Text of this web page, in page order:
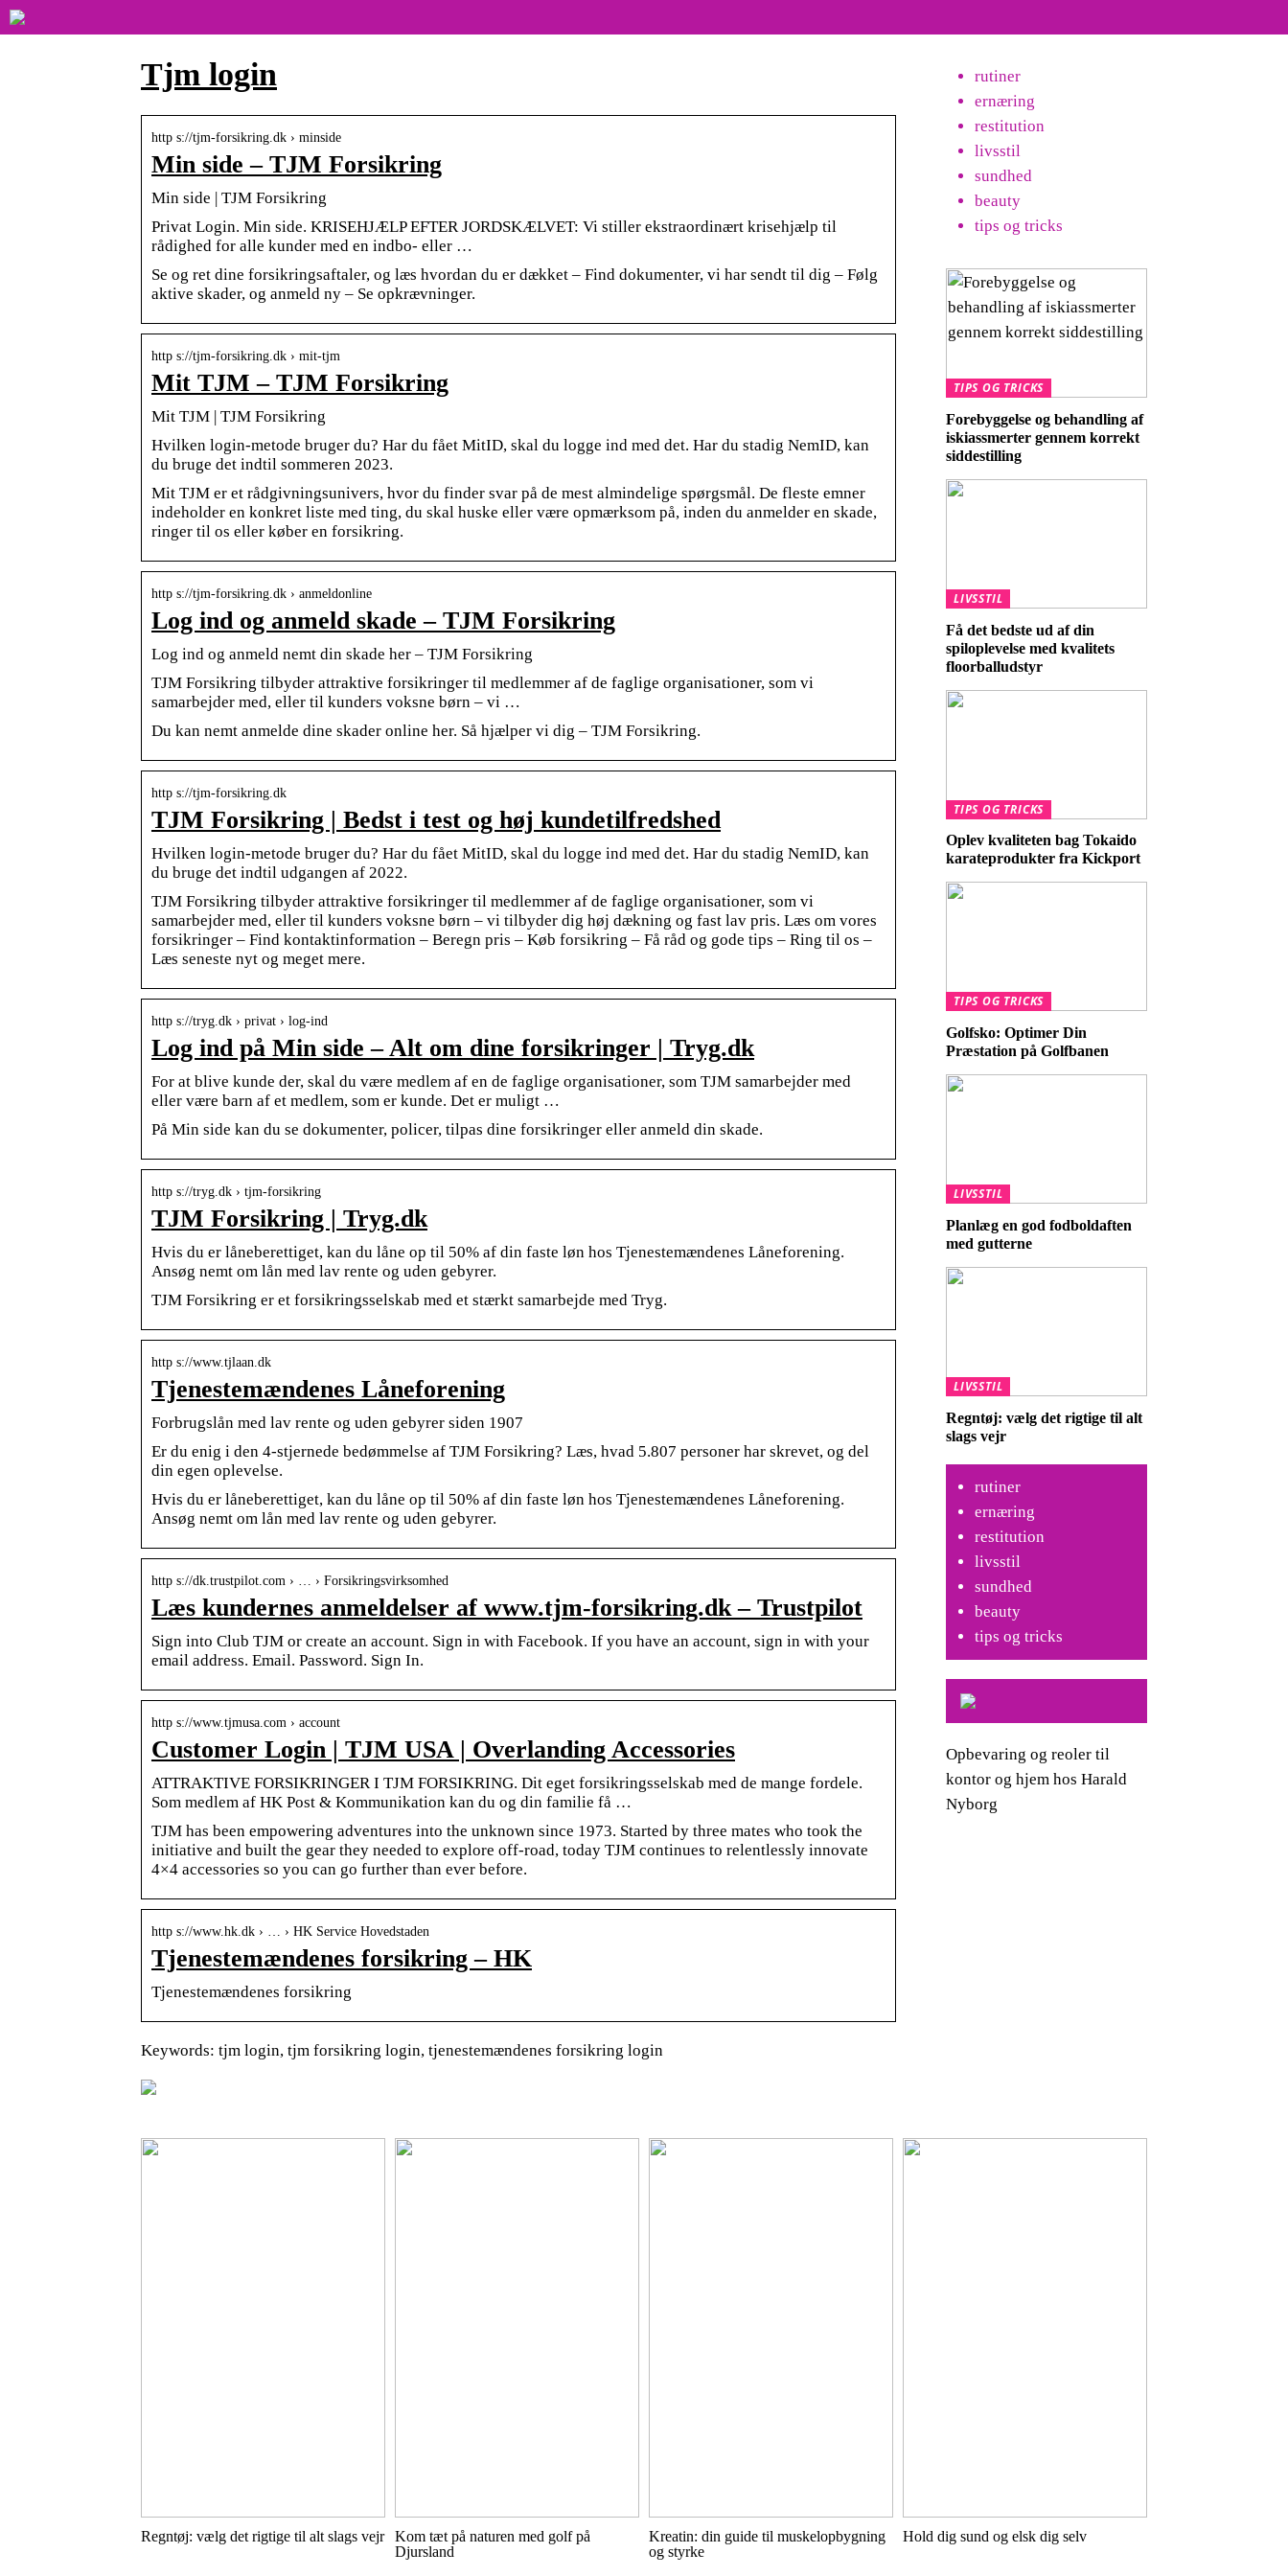
Tjm login
http s://tjm-forsikring.dk › minside
Min side – TJM Forsikring
Min side | TJM Forsikring
Privat Login. Min side. KRISEHJÆLP EFTER JORDSKÆLVET: Vi stiller ekstraordinært krisehjælp til
rådighed for alle kunder med en indbo- eller …
Se og ret dine forsikringsaftaler, og læs hvordan du er dækket – Find dokumenter, vi har sendt til dig – Følg
aktive skader, og anmeld ny – Se opkrævninger.
http s://tjm-forsikring.dk › mit-tjm
Mit TJM – TJM Forsikring
Mit TJM | TJM Forsikring
Hvilken login-metode bruger du? Har du fået MitID, skal du logge ind med det. Har du stadig NemID, kan
du bruge det indtil sommeren 2023.
Mit TJM er et rådgivningsunivers, hvor du finder svar på de mest almindelige spørgsmål. De fleste emner
indeholder en konkret liste med ting, du skal huske eller være opmærksom på, inden du anmelder en skade,
ringer til os eller køber en forsikring.
http s://tjm-forsikring.dk › anmeldonline
Log ind og anmeld skade – TJM Forsikring
Log ind og anmeld nemt din skade her – TJM Forsikring
TJM Forsikring tilbyder attraktive forsikringer til medlemmer af de faglige organisationer, som vi
samarbejder med, eller til kunders voksne børn – vi …
Du kan nemt anmelde dine skader online her. Så hjælper vi dig – TJM Forsikring.
http s://tjm-forsikring.dk
TJM Forsikring | Bedst i test og høj kundetilfredshed
Hvilken login-metode bruger du? Har du fået MitID, skal du logge ind med det. Har du stadig NemID, kan
du bruge det indtil udgangen af 2022.
TJM Forsikring tilbyder attraktive forsikringer til medlemmer af de faglige organisationer, som vi
samarbejder med, eller til kunders voksne børn – vi tilbyder dig høj dækning og fast lav pris. Læs om vores
forsikringer – Find kontaktinformation – Beregn pris – Køb forsikring – Få råd og gode tips – Ring til os –
Læs seneste nyt og meget mere.
http s://tryg.dk › privat › log-ind
Log ind på Min side – Alt om dine forsikringer | Tryg.dk
For at blive kunde der, skal du være medlem af en de faglige organisationer, som TJM samarbejder med
eller være barn af et medlem, som er kunde. Det er muligt …
På Min side kan du se dokumenter, policer, tilpas dine forsikringer eller anmeld din skade.
http s://tryg.dk › tjm-forsikring
TJM Forsikring | Tryg.dk
Hvis du er låneberettiget, kan du låne op til 50% af din faste løn hos Tjenestemændenes Låneforening.
Ansøg nemt om lån med lav rente og uden gebyrer.
TJM Forsikring er et forsikringsselskab med et stærkt samarbejde med Tryg.
http s://www.tjlaan.dk
Tjenestemændenes Låneforening
Forbrugslån med lav rente og uden gebyrer siden 1907
Er du enig i den 4-stjernede bedømmelse af TJM Forsikring? Læs, hvad 5.807 personer har skrevet, og del
din egen oplevelse.
Hvis du er låneberettiget, kan du låne op til 50% af din faste løn hos Tjenestemændenes Låneforening.
Ansøg nemt om lån med lav rente og uden gebyrer.
http s://dk.trustpilot.com › … › Forsikringsvirksomhed
Læs kundernes anmeldelser af www.tjm-forsikring.dk – Trustpilot
Sign into Club TJM or create an account. Sign in with Facebook. If you have an account, sign in with your
email address. Email. Password. Sign In.
http s://www.tjmusa.com › account
Customer Login | TJM USA | Overlanding Accessories
ATTRAKTIVE FORSIKRINGER I TJM FORSIKRING. Dit eget forsikringsselskab med de mange fordele.
Som medlem af HK Post & Kommunikation kan du og din familie få …
TJM has been empowering adventures into the unknown since 1973. Started by three mates who took the
initiative and built the gear they needed to explore off-road, today TJM continues to relentlessly innovate
4×4 accessories so you can go further than ever before.
http s://www.hk.dk › … › HK Service Hovedstaden
Tjenestemændenes forsikring – HK
Tjenestemændenes forsikring
Keywords: tjm login, tjm forsikring login, tjenestemændenes forsikring login
rutiner
ernæring
restitution
livsstil
sundhed
beauty
tips og tricks
TIPS OG TRICKS
Forebyggelse og behandling af
iskiassmerter gennem korrekt
siddestilling
LIVSSTIL
Få det bedste ud af din
spiloplevelse med kvalitets
floorballudstyr
TIPS OG TRICKS
Oplev kvaliteten bag Tokaido
karateprodukter fra Kickport
TIPS OG TRICKS
Golfsko: Optimer Din
Præstation på Golfbanen
LIVSSTIL
Planlæg en god fodboldaften
med gutterne
LIVSSTIL
Regntøj: vælg det rigtige til alt
slags vejr
rutiner
ernæring
restitution
livsstil
sundhed
beauty
tips og tricks
Opbevaring og reoler til
kontor og hjem hos Harald
Nyborg
Regntøj: vælg det rigtige til alt slags vejr
Kom tæt på naturen med golf på
Djursland
Kreatin: din guide til muskelopbygning
og styrke
Hold dig sund og elsk dig selv